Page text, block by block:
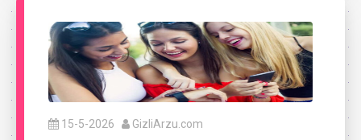
15-5-2026 GizliArzu.com